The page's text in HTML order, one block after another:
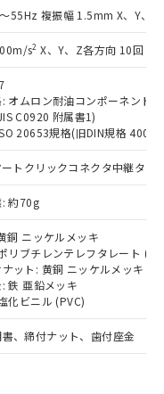
55Hz 複振幅 1.5mm X、Y、Z
s2 X、Y、Z各方向 10回
オムロン耐油コンポーネント
C0920 附属書1)
20653規格(旧DIN規格
トクリックコネクタ中継タイ
約70g
銅 ニッケルメッキ
リブチレンテレフタレート
ット: 黄銅 ニッケルメッキ
鉄 亜鉛メッキ
化ビニル (PVC)
、締付ナット、歯付座金
での社内デー
のであり、閲
在庫および標
あることをご
準価格はお客
客様担当のオ
当社販売員に
や当社販売拠
」をご確認
結果を当社の
漏洩または開
す。
スト作成サー
には、I-Web
ている必要が
リ臭化ビフェニル
ェニルエーテル類
エチルヘキシ
下、フタル酸ブチ
フタル酸ジブチル
イソブチル
は閾値を超える意
す。
より、予定
。
：
、 Cd(カドミウ
ポリ臭化ビフェ
ジフェニルエーテ
DIBP(フタル酸ジ
酸ブチルベンジ
)) : 1000ppm
のすべてが基
す。
いて有害物
深刻な影響を
売部門へお問
いう）を輸出
場合は、日本
は役務取引許
要な手続きを
る場合は、完
に輸出されな
ます。
器、ミサイ
装置等に一切
者に販売する
3の内容を当
また当社は、
る関係者が違
る場合は、取
り
が在庫あり
庫状況につ
取引先、ま
ムロン制御
売員にご確
在庫状況の
い機種